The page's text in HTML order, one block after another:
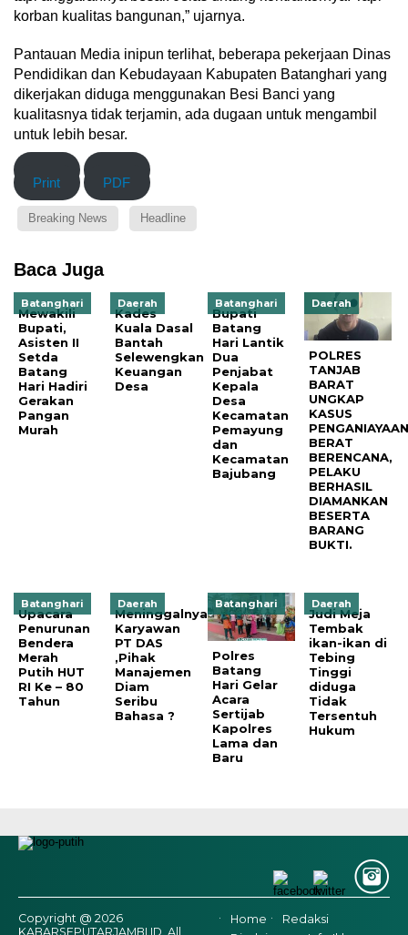
korban kualitas bangunan,” ujarnya.
Pantauan Media inipun terlihat, beberapa pekerjaan Dinas
Pendidikan dan Kebudayaan Kabupaten Batanghari yang
dikerjakan diduga menggunakan Besi Banci yang
kualitasnya tidak terjamin, ada dugaan untuk mengambil
untuk lebih besar.
Print
PDF
Breaking News Headline
Baca Juga
Batanghari
Mewakili
Bupati,
Asisten II
Setda
Batang
Hari Hadiri
Gerakan
Pangan
Murah
Daerah
Kades
Kuala Dasal
Bantah
Selewengkan
Keuangan
Desa
Batanghari
Bupati
Batang
Hari Lantik
Dua
Penjabat
Kepala
Desa
Kecamatan
Pemayung
dan
Kecamatan
Bajubang
Daerah
POLRES
TANJAB
BARAT
UNGKAP
KASUS
BERAT
BERENCANA,
PELAKU
BERHASIL
DIAMANKAN
BESERTA
BARANG
BUKTI.
Batanghari
Upacara
Penurunan
Bendera
Merah
Putih HUT
RI Ke – 80
Tahun
Daerah
Meninggalnya
Karyawan
PT DAS
,Pihak
Manajemen
Diam
Seribu
Bahasa ?
Batanghari
Polres
Batang
Hari Gelar
Acara
Sertijab
Kapolres
Lama dan
Baru
Daerah
Judi Meja
Tembak
ikan-ikan di
Tebing
Tinggi
diduga
Tidak
Tersentuh
Hukum
Copyright @ 2026
KABARSEPUTARJAMBI.ID, All
Home
Redaksi